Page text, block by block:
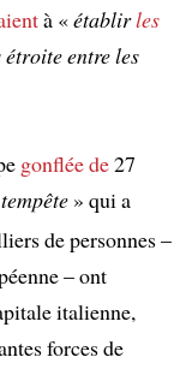
à «établirles
étroite entre les
gonflée de27
» qui a
de personnes –
– ont
italienne,
forces de